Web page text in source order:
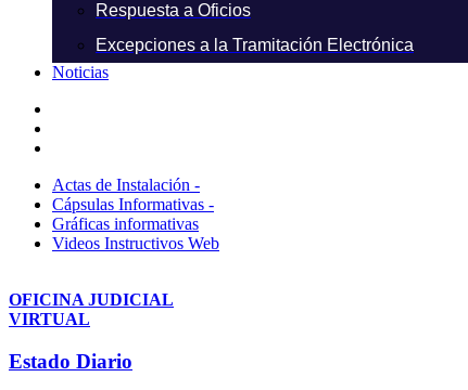
Respuesta a Oficios
Excepciones a la Tramitación Electrónica
Noticias
Actas de Instalación -
Cápsulas Informativas -
Gráficas informativas
Videos Instructivos Web
OFICINA JUDICIAL
VIRTUAL
Estado Diario